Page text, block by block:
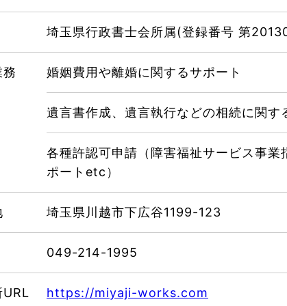
埼玉県行政書士会所属(登録番号 第
婚姻費用や離婚に関するサポート
遺言書作成、遺言執行などの相続に関す
各種許認可申請（障害福祉サービス事業
ポートetc）
埼玉県川越市下広谷1199-123
049-214-1995
URL https://miyaji-works.com